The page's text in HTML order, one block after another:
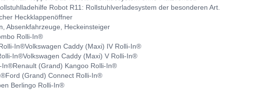
Robot R11: Rollstuhlverladesystem der besonderen Art.
Heckklappenöffner
Absenkfahrzeuge, Heckeinsteiger
Rolli-In®
In®Volkswagen Caddy (Maxi) IV Rolli-In®
In®Volkswagen Caddy (Maxi) V Rolli-In®
In®Renault (Grand) Kangoo Rolli-In®
Ford (Grand) Connect Rolli-In®
Berlingo Rolli-In®